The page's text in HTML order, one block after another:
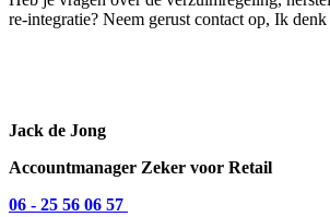
re‑integratie? Neem gerust contact op, Ik denk
Jack de Jong
Accountmanager Zeker voor Retail
06 - 25 56 06 57